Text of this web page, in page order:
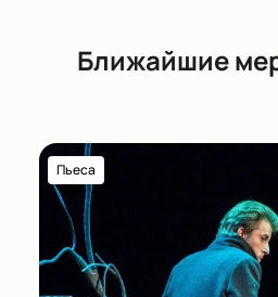
Ближайшие
Пьеса